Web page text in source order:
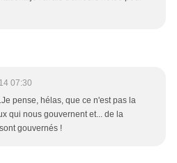
07:30
pense, hélas, que ce n'est pas la
qui nous gouvernent et... de la
gouvernés !